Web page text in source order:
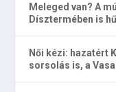
Meleged van? A
Dísztermében is
Női kézi: hazatért
sorsolás is, a